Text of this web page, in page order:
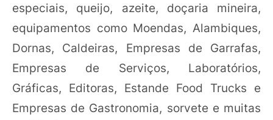
especiais, queijo, azeite, doçaria mineira,
equipamentos como Moendas, Alambiques,
Dornas, Caldeiras, Empresas de Garrafas,
Empresas de Serviços, Laboratórios,
Gráficas, Editoras, Estande Food Trucks e
Empresas de Gastronomia, sorvete e muitas